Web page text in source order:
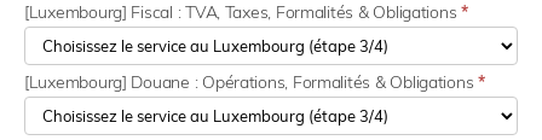
[Luxembourg] Fiscal : TVA, Taxes, Formalités & Obligations*
[Luxembourg] Douane : Opérations, Formalités & Obligations*